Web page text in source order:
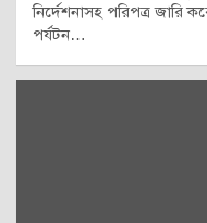
নির্দেশনাসহ পরিপত্র জারি
পর্যটন…